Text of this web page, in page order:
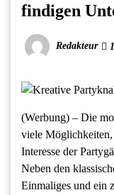
findigen
Redakteur
(Werbung) – Die
viele Möglichkeiten,
Interesse der
Neben den
Einmaliges und ein